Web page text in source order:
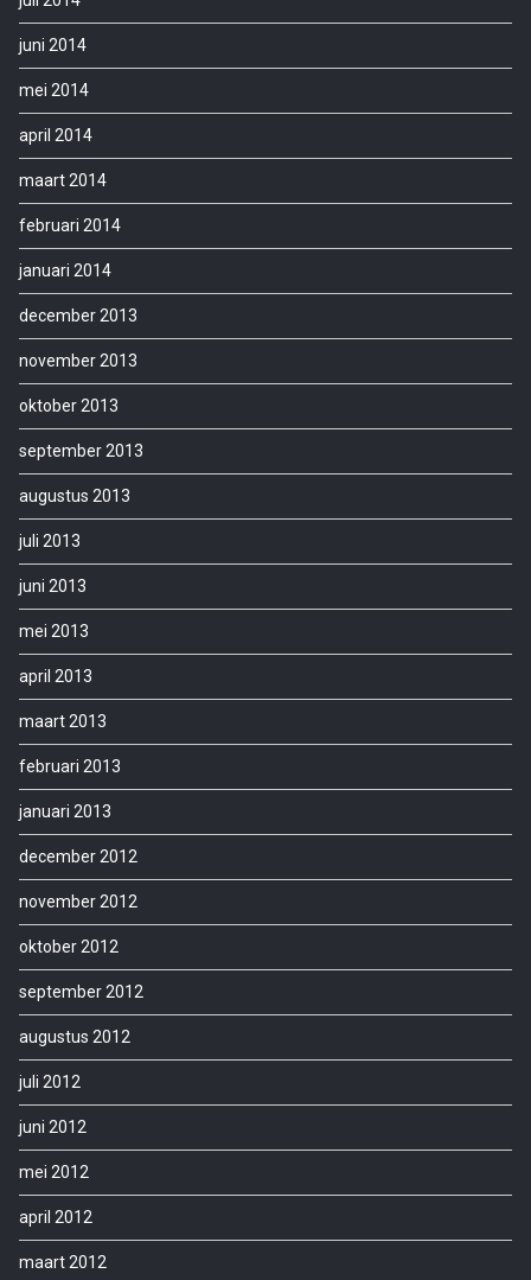
juni 2014
mei 2014
april 2014
maart 2014
februari 2014
januari 2014
december 2013
november 2013
oktober 2013
september 2013
augustus 2013
juli 2013
juni 2013
mei 2013
april 2013
maart 2013
februari 2013
januari 2013
december 2012
november 2012
oktober 2012
september 2012
augustus 2012
juli 2012
juni 2012
mei 2012
april 2012
maart 2012